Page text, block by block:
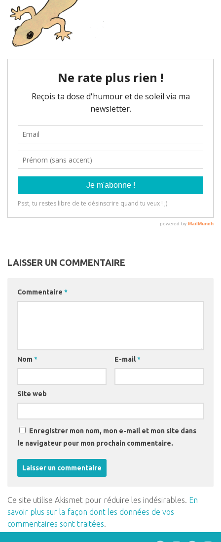
LAISSER UN COMMENTAIRE
Commentaire *
Nom * E-mail*
Site web
Enregistrer mon nom, mon e-mail et mon site dans
le navigateur pour mon prochain commentaire.
Ce site utilise Akismet pour réduire les indésirables. En
savoir plus sur la façon dont les données de vos
commentaires sont traitées.